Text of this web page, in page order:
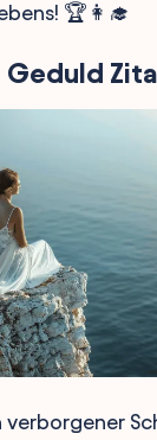
🏆👩‍🎓
verborgener